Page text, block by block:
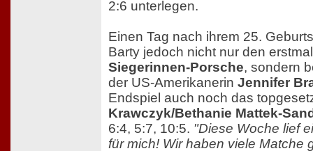
2:6 unterlegen.
Einen Tag nach ihrem 25.
Barty jedoch nicht nur den
Siegerinnen-Porsche, sondern
der US-Amerikanerin Jennifer
Endspiel auch noch das
Krawczyk/Bethanie Mattek-
6:4, 5:7, 10:5. "Diese Woche lief
für mich! Wir haben viele Matche